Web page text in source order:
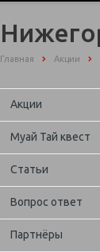
Главная Акции
Акции
Муай Тай квест
Статьи
Вопрос ответ
Партнёры